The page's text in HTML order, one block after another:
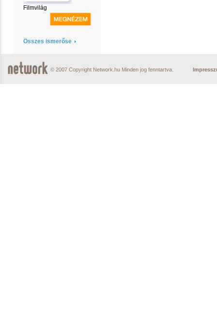
Filmvilág
Összes ismerőse
© 2007 Copyright Network.hu Minden jog fenntartva.